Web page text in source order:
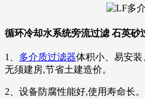
循环冷却水系统旁流过滤 石英砂
1、 多介质过滤器体积小、易安装
无须建房,节省土建造价。
2、设备防腐性能好,使用寿命长。